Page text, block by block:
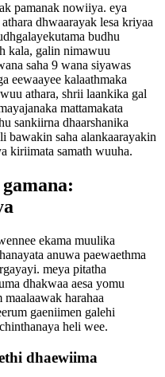
pamanak nowiiya. eya
dhwaarayak lesa kriyaa
budhu
kala, galin nimawuu
saha 9 wana siyawas
eewaayee kalaathmaka
athara, shrii laankika gal
mattamakata
sankiirna dhaarshanika
bawakin saha alankaarayakin
kiriimata samath wuuha.
ekama muulika
anuwa paewaethma
meya pitatha
dhakwaa aesa yomu
harahaa
gaeniimen galehi
heli wee.
dhaewiima